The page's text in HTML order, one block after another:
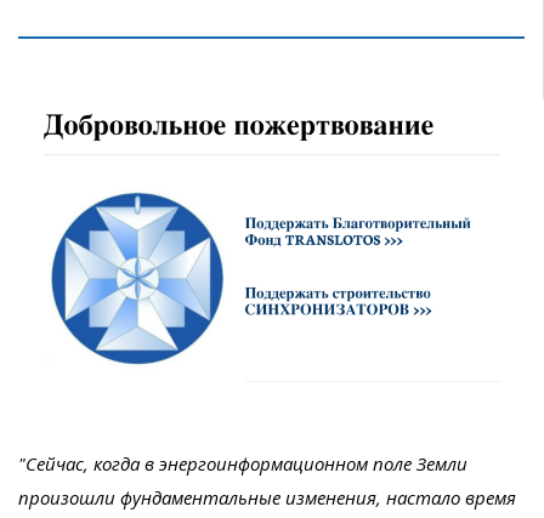
"Сейчас, когда в энергоинформационном поле Земли
произошли фундаментальные изменения, настало время